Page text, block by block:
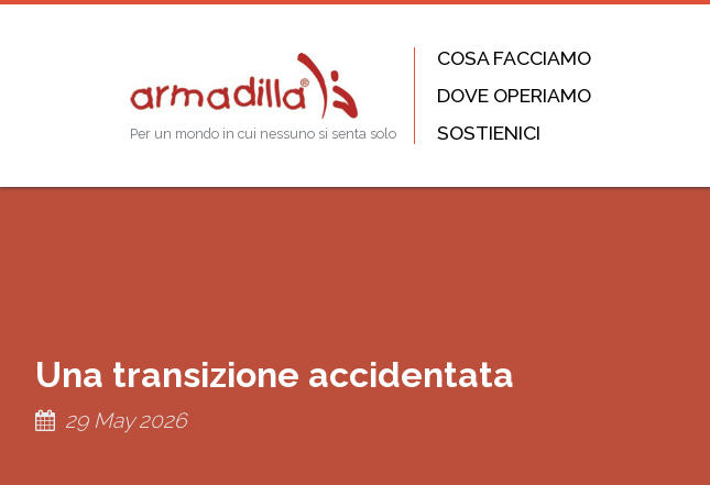
Per un mondo in cui nessuno si senta solo
COSA FACCIAMO
DOVE OPERIAMO
SOSTIENICI
Una transizione accidentata
29 May 2026